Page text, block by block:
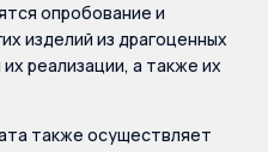
опробование и
изделий из драгоценных
реализации, а также их
также осуществляет